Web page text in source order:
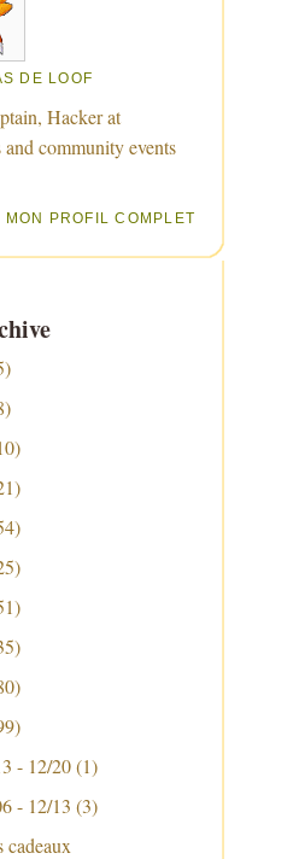
DE LOOF
Hacker at
community events
MON PROFIL COMPLET
- 12/20 (1)
- 12/13 (3)
cadeaux